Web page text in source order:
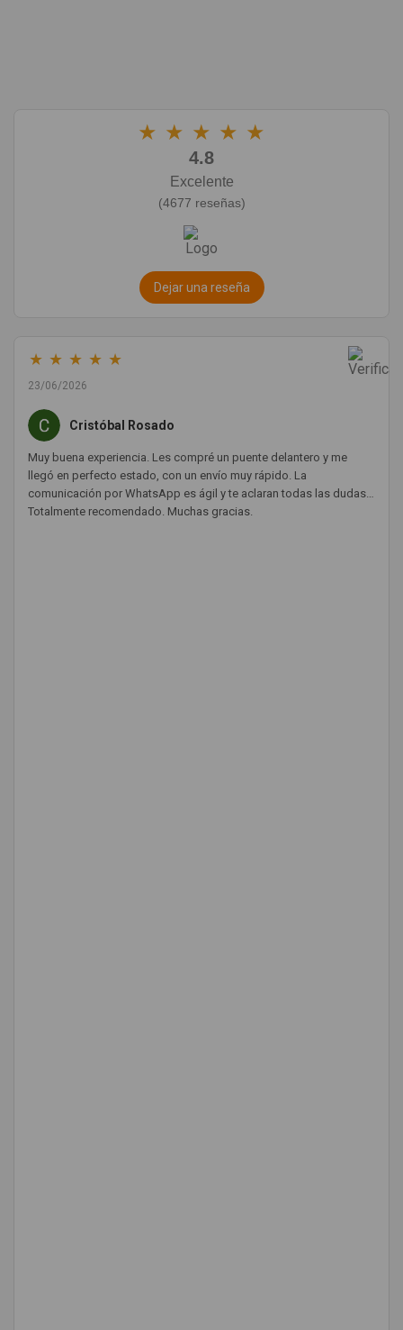
★ ★ ★ ★ ★
4.8
Excelente
(4677 reseñas)
Dejar una reseña
★ ★ ★ ★ ★
23/06/2026
Cristóbal Rosado
Muy buena experiencia. Les compré un puente delantero y me
llegó en perfecto estado, con un envío muy rápido. La
comunicación por WhatsApp es ágil y te aclaran todas las dudas.
Totalmente recomendado. Muchas gracias.